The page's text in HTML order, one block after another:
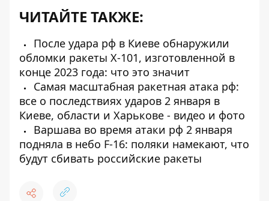
ЧИТАЙТЕ ТАКЖЕ:
После удара рф в Киеве обнаружили
обломки ракеты Х-101, изготовленной в
конце 2023 года: что это значит
Самая масштабная ракетная атака рф:
все о последствиях ударов 2 января в
Киеве, области и Харькове - видео и фото
Варшава во время атаки рф 2 января
подняла в небо F-16: поляки намекают, что
будут сбивать российские ракеты